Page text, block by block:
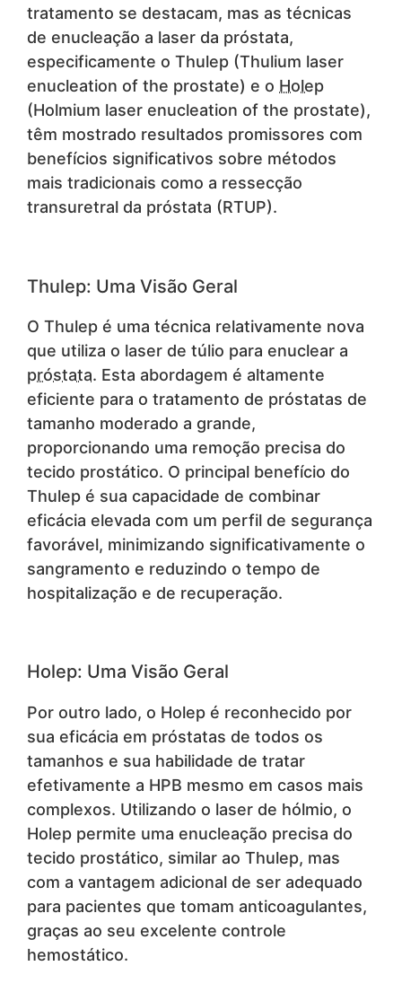
tratamento se destacam, mas as técnicas
de enucleação a laser da próstata,
especificamente o Thulep (Thulium laser
enucleation of the prostate) e o Holep
(Holmium laser enucleation of the prostate),
têm mostrado resultados promissores com
benefícios significativos sobre métodos
mais tradicionais como a ressecção
transuretral da próstata (RTUP).
Thulep: Uma Visão Geral
O Thulep é uma técnica relativamente nova
que utiliza o laser de túlio para enuclear a
próstata. Esta abordagem é altamente
eficiente para o tratamento de próstatas de
tamanho moderado a grande,
proporcionando uma remoção precisa do
tecido prostático. O principal benefício do
Thulep é sua capacidade de combinar
eficácia elevada com um perfil de segurança
favorável, minimizando significativamente o
sangramento e reduzindo o tempo de
hospitalização e de recuperação.
Holep: Uma Visão Geral
Por outro lado, o Holep é reconhecido por
sua eficácia em próstatas de todos os
tamanhos e sua habilidade de tratar
efetivamente a HPB mesmo em casos mais
complexos. Utilizando o laser de hólmio, o
Holep permite uma enucleação precisa do
tecido prostático, similar ao Thulep, mas
com a vantagem adicional de ser adequado
para pacientes que tomam anticoagulantes,
graças ao seu excelente controle
hemostático.